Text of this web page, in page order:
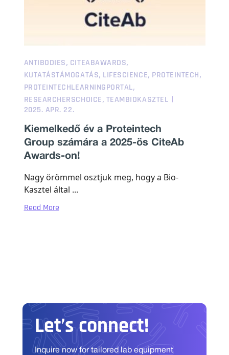
ANTIBODIES, CITEABAWARDS,
KUTATÁSTÁMOGATÁS, LIFESCIENCE, PROTEINTECH,
PROTEINTECHLEARNINGPORTAL,
RESEARCHERSCHOICE, TEAMBIOKASZTEL
2025. APR. 22.
Kiemelkedő év a Proteintech
Group számára a 2025-ös CiteAb
Awards-on!
Nagy örömmel osztjuk meg, hogy a Bio-
Kasztel által ...
Read More
Let’s connect!
Inquire now for tailored lab equipment